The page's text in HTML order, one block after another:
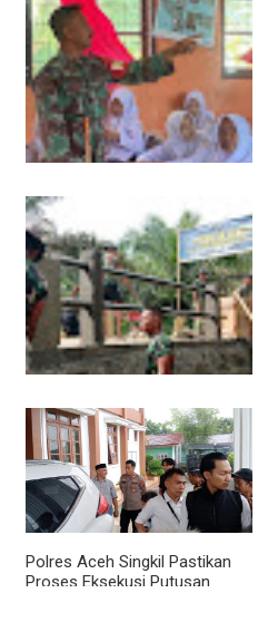
Program TNI AD Manunggal Air
Masuki Tahap Pendirian Tower
Polytank di Simpang Kiri
Babinsa Tanamkan Nilai
Pancasila dan Cinta Tanah Air
kepada Siswa SMP
Kodim 0118 Kebut Tahap Akhir
Jembatan Garuda, Pengecoran
Kepala Jembatan Terus
Berjalan
Polres Aceh Singkil Pastikan
Proses Eksekusi Putusan